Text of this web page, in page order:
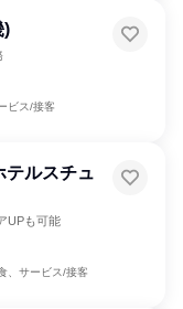
)
ビス/接客
テルスチュ
UPも可能
、サービス/接客